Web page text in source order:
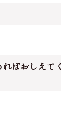
ばおしえてく